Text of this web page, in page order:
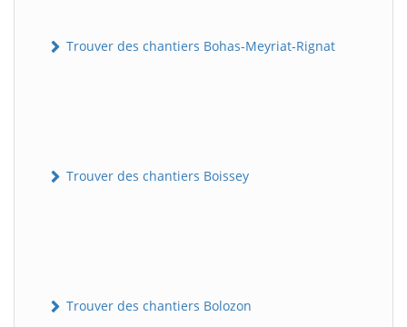
Trouver des chantiers Bohas-Meyriat-Rignat
Trouver des chantiers Boissey
Trouver des chantiers Bolozon